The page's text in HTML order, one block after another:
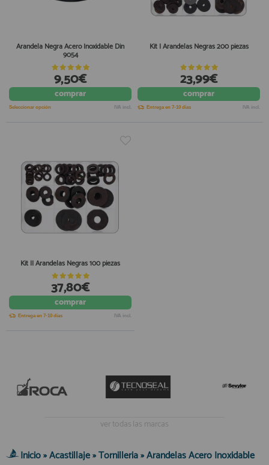
Arandela Negra Acero Inoxidable Din
9054
9,50€
comprar
Seleccionar opción IVA incl.
Kit I Arandelas Negras 200 piezas
23,99€
comprar
Entrega en 7-10 días IVA incl.
Kit II Arandelas Negras 100 piezas
37,80€
comprar
Entrega en 7-10 días IVA incl.
ver todas las marcas
Inicio»Acastillaje»Tornilleria»Arandelas Acero Inoxidable